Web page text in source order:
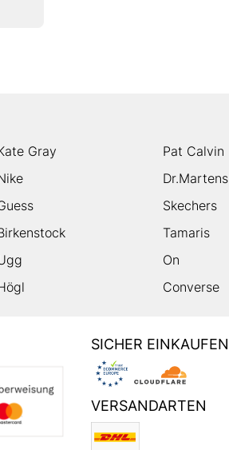
Gray
Pat Calvin
Dr.Martens
Skechers
Tamaris
On
Converse
SICHER EINKAUFEN
VERSANDARTEN